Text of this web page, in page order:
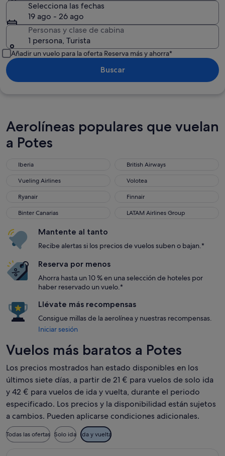
Selecciona las fechas
19 ago - 26 ago
Personas y clase de cabina
1 persona, Turista
Añadir un vuelo para la oferta Reserva más y ahorra*
Buscar
Aerolíneas populares que vuelan
a Potes
Iberia
Iberia British Airways
British Airways
Vueling Airlines
Vueling Airlines Volotea
Volotea
Ryanair
Ryanair Finnair
Finnair
Binter Canarias
Binter Canarias LATAM Airlines Group
LATAM Airlines Group
Mantente al tanto
Recibe alertas si los precios de vuelos suben o bajan.*
Reserva por menos
Ahorra hasta un 10 % en una selección de hoteles por
haber reservado un vuelo.*
Llévate más recompensas
Consigue millas de la aerolínea y nuestras recompensas.
Iniciar sesión
Vuelos más baratos a Potes
Los precios mostrados han estado disponibles en los
últimos siete días, a partir de 21 € para vuelos de solo ida
y 42 € para vuelos de ida y vuelta, durante el periodo
especificado. Los precios y la disponibilidad están sujetos
a cambios. Pueden aplicarse condiciones adicionales.
Todas las ofertas Solo ida Ida y vuelta